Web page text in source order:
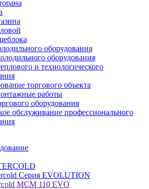
оборудования
оборудования
и технологического
торгового объекта
работы
оборудования
обслуживание профессионального
Серия EVOLUTION
MCM 110 EVO